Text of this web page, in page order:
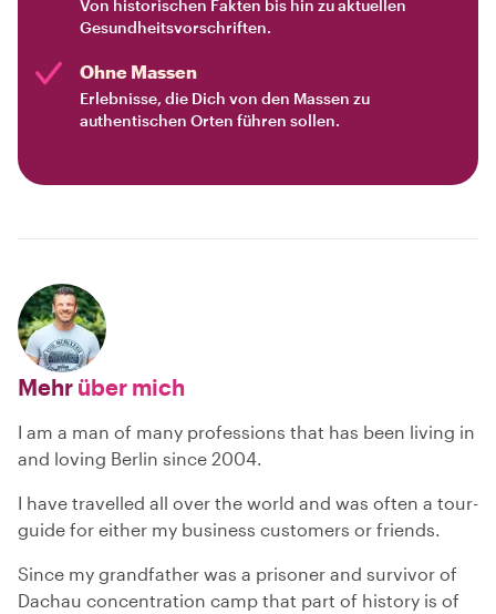
Von historischen Fakten bis hin zu aktuellen
Gesundheitsvorschriften.
Ohne Massen
Erlebnisse, die Dich von den Massen zu
authentischen Orten führen sollen.
Mehr über mich
I am a man of many professions that has been living in
and loving Berlin since 2004.
I have travelled all over the world and was often a tour-
guide for either my business customers or friends.
Since my grandfather was a prisoner and survivor of
Dachau concentration camp that part of history is of